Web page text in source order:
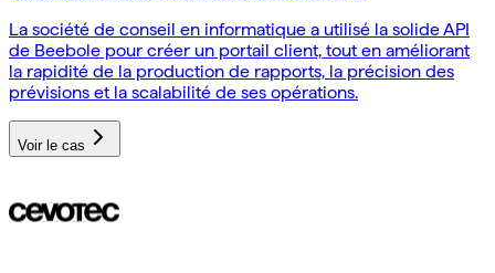
La société de conseil en informatique a utilisé la solide API
de Beebole pour créer un portail client, tout en améliorant
la rapidité de la production de rapports, la précision des
prévisions et la scalabilité de ses opérations.
Voir le cas